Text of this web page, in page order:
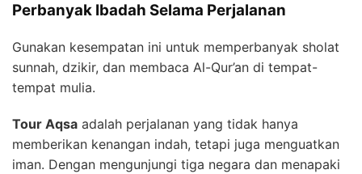
Perbanyak Ibadah Selama Perjalanan
Gunakan kesempatan ini untuk memperbanyak sholat
sunnah, dzikir, dan membaca Al-Qur’an di tempat-
tempat mulia.
Tour Aqsa adalah perjalanan yang tidak hanya
memberikan kenangan indah, tetapi juga menguatkan
iman. Dengan mengunjungi tiga negara dan menapaki